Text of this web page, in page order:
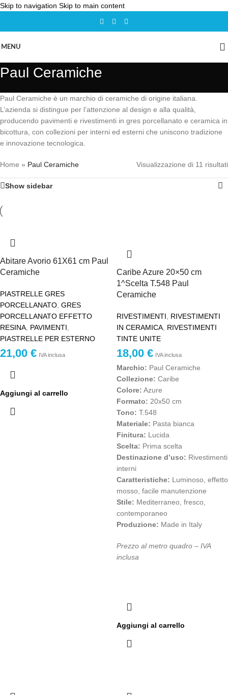
Skip to navigation Skip to main content
MENU
Paul Ceramiche
Paul Ceramiche è un marchio di ceramiche di origine italiana.
L’azienda si distingue per l’attenzione al design e alla qualità,
producendo pavimenti e rivestimenti in gres porcellanato e ceramica in
bicottura, con collezioni per interni ed esterni che uniscono tradizione
e innovazione tecnologica.
Home » Paul Ceramiche Visualizzazione di 11 risultati
Show sidebar
Abitare Avorio 61X61 cm Paul
Ceramiche
PIASTRELLE GRES
PORCELLANATO GRES
PORCELLANATO EFFETTO
RESINA PAVIMENTI
PIASTRELLE PER ESTERNO
21,00 € IVA inclusa
Aggiungi al carrello
Caribe Azure 20×50 cm
1^Scelta T.548 Paul
Ceramiche
RIVESTIMENTI
RIVESTIMENTI
IN CERAMICA RIVESTIMENTI
TINTE UNITE
18,00 € IVA inclusa
Marchio: Paul Ceramiche
Collezione: Caribe
Colore: Azure
Formato: 20x50 cm
Tono: T.548
Materiale: Pasta bianca
Finitura: Lucida
Scelta: Prima scelta
Destinazione d’uso: Rivestimenti
interni
Caratteristiche: Luminoso, effetto
mosso, facile manutenzione
Stile: Mediterraneo, fresco,
contemporaneo
Produzione: Made in Italy
Prezzo al metro quadro – IVA
inclusa
Aggiungi al carrello